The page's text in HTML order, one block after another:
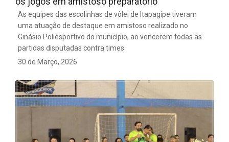
As equipes das escolinhas de vôlei de Itapagipe tiveram
uma atuação de destaque em amistoso realizado no
Ginásio Poliesportivo do município, ao vencerem todas as
partidas disputadas contra times
30 de Março, 2026